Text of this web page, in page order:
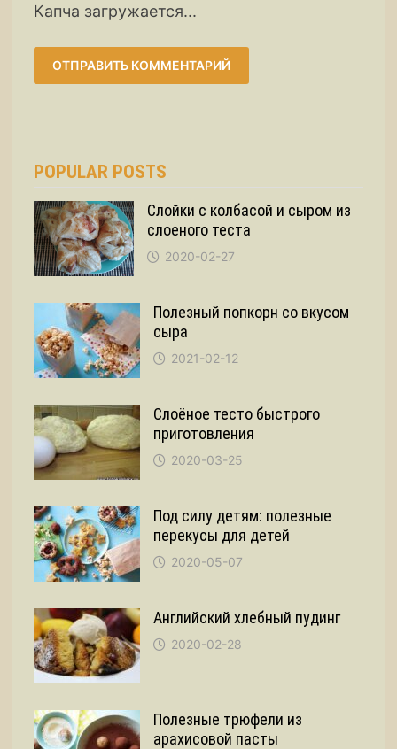
Капча загружается...
POPULAR POSTS
Слойки с колбасой и сыром из
слоеного теста
2020-02-27
Полезный попкорн со вкусом
сыра
2021-02-12
Слоёное тесто быстрого
приготовления
2020-03-25
Под силу детям: полезные
перекусы для детей
2020-05-07
Английский хлебный пудинг
2020-02-28
Полезные трюфели из
арахисовой пасты